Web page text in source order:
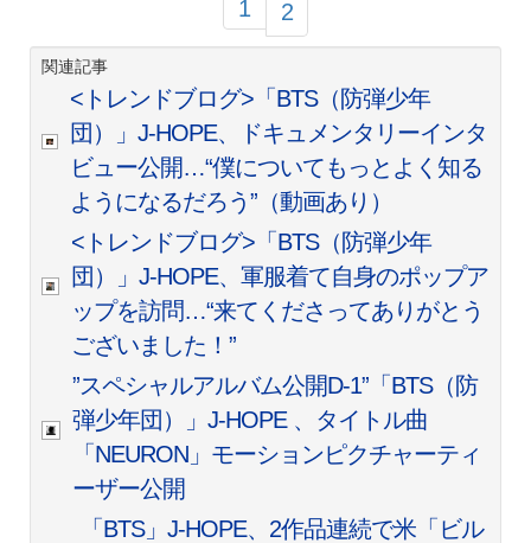
1 2
関連記事
<トレンドブログ>「BTS（防弾少年
団）」J-HOPE、ドキュメンタリーインタ
ビュー公開…“僕についてもっとよく知る
ようになるだろう”（動画あり）
<トレンドブログ>「BTS（防弾少年
団）」J-HOPE、軍服着て自身のポップア
ップを訪問…“来てくださってありがとう
ございました！”
”スペシャルアルバム公開D-1”「BTS（防
弾少年団）」J-HOPE 、タイトル曲
「NEURON」モーションピクチャーティ
ーザー公開
「BTS」J-HOPE、2作品連続で米「ビル